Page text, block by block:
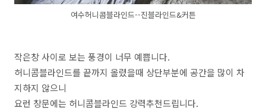
여수허니콤블라인드--진블라인드&커튼
작은창 사이로 보는 풍경이 너무 예쁩니다.
허니콤블라인드를 끝까지 올렸을때 상단부분에 공간을 많이 차
지하지 않으니
요런 창문에는 허니콤블라인드 강력추천드립니다.